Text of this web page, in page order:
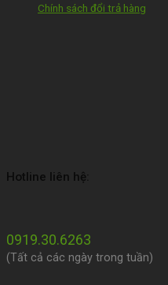
Chính sách đổi trả hàng
Hotline liên hệ:
0919.30.6263
(Tất cả các ngày trong tuần)